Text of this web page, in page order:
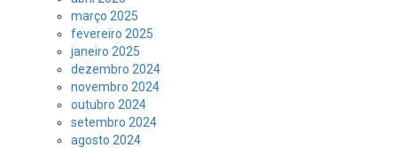
março 2025
fevereiro 2025
janeiro 2025
dezembro 2024
novembro 2024
outubro 2024
setembro 2024
agosto 2024